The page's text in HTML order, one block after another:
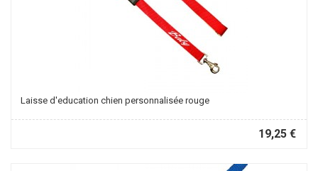
Laisse d'education chien personnalisée rouge
19,25 €